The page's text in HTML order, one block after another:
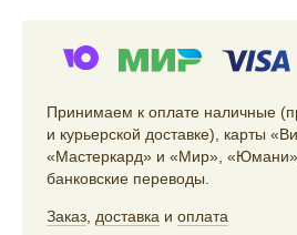
Принимаем к оплате наличные
и курьерской доставке), карты
«Мастеркард» и «Мир»,
банковские переводы.
Заказ, доставка и оплата